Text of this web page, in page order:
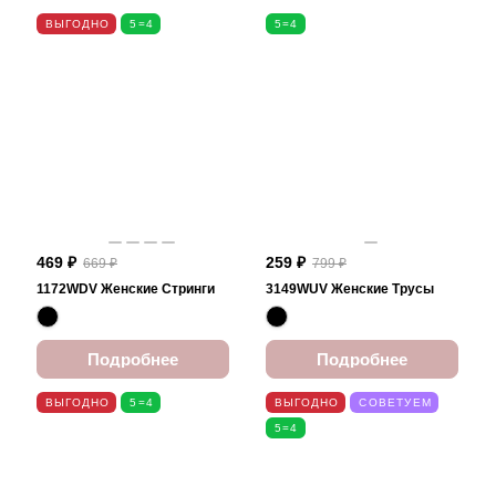
ВЫГОДНО 5=4
469 ₽ 669 ₽
1172WDV Женские Стринги
Подробнее
5=4
259 ₽ 799 ₽
3149WUV Женские Трусы
Подробнее
ВЫГОДНО 5=4 ВЫГОДНО СОВЕТУЕМ
5=4